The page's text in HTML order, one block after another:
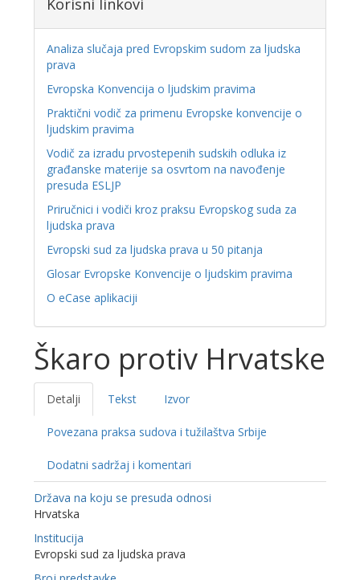
Analiza slučaja pred Evropskim sudom za ljudska
prava
Evropska Konvencija o ljudskim pravima
Praktični vodič za primenu Evropske konvencije o
ljudskim pravima
Vodič za izradu prvostepenih sudskih odluka iz
građanske materije sa osvrtom na navođenje
presuda ESLJP
Priručnici i vodiči kroz praksu Evropskog suda za
ljudska prava
Evropski sud za ljudska prava u 50 pitanja
Glosar Evropske Konvencije o ljudskim pravima
O eCase aplikaciji
Škaro protiv Hrvatske
Detalji Tekst Izvor
Povezana praksa sudova i tužilaštva Srbije
Dodatni sadržaj i komentari
Država na koju se presuda odnosi
Hrvatska
Institucija
Evropski sud za ljudska prava